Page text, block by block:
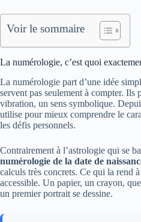
Voir le sommaire
La numérologie, c’est quoi
La numérologie part d’une idée
servent pas seulement à compter. Ils
vibration, un sens symbolique.
utilise pour mieux comprendre le
les défis personnels.
Contrairement à l’astrologie qui se
numérologie de la date de
calculs très concrets. Ce qui la rend
accessible. Un papier, un crayon,
un premier portrait se dessine.